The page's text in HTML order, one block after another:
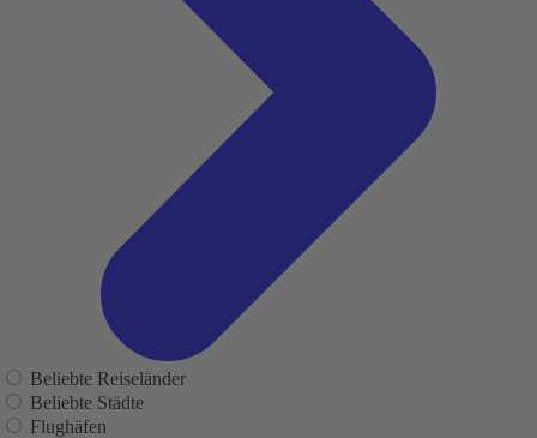
Beliebte Reiseländer
Beliebte Städte
Flughäfen